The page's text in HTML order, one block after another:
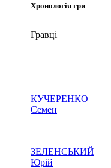
Хронологія гри
Гравці
КУЧЕРЕНКО
Семен
ЗЕЛЕНСЬКИЙ
Юрій